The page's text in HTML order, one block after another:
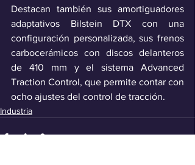
Destacan también sus amortiguadores
adaptativos Bilstein DTX con una
configuración personalizada, sus frenos
carbocerámicos con discos delanteros
de 410 mm y el sistema Advanced
Traction Control, que permite contar con
ocho ajustes del control de tracción.
Industria